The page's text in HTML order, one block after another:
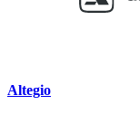
Altegio